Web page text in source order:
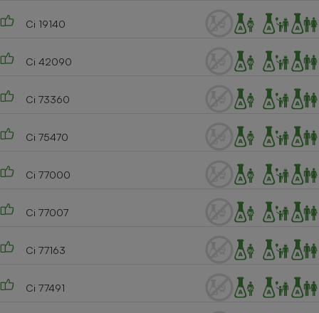
Ci 19140
Ci 42090
Ci 73360
Ci 75470
Ci 77000
Ci 77007
Ci 77163
Ci 77491